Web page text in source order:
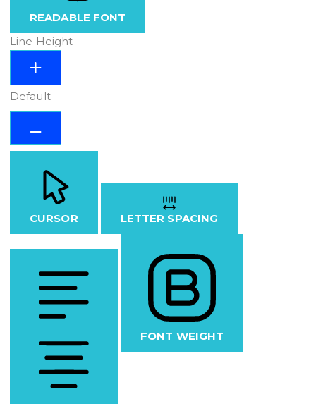
READABLE FONT
Line Height
Default
CURSOR LETTER SPACING
FONT WEIGHT